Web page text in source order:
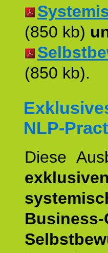
(850 kb)
(850 kb).
NLP-
Diese
Business-